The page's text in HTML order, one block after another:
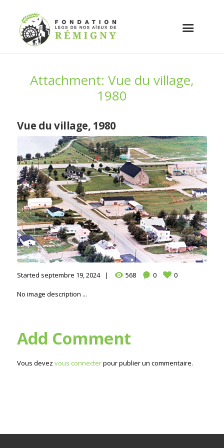
Attachment: Vue du village,
1980
Vue du village, 1980
Started septembre 19, 2024 568 0 0
No image description ...
Add Comment
Vous devez vous connecterpour publier un commentaire.